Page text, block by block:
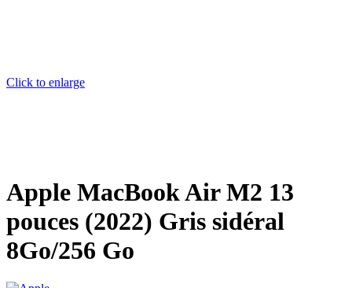
Click to enlarge
Apple MacBook Air M2 13
pouces (2022) Gris sidéral
8Go/256 Go